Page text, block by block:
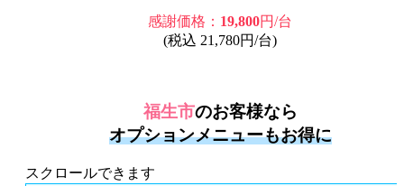
感謝価格： 19,800円/台
(税込 21,780円/台)
福生市のお客様なら
オプションメニューもお得に
スクロールできます